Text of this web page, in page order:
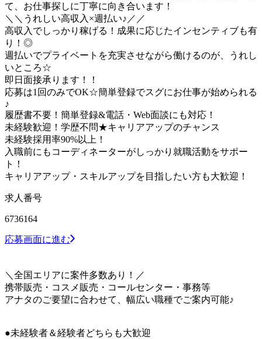
て、お仕事探しに丁寧に向き合います！
＼＼うれしい高収入×週払い♪／／
高収入でしっかり稼げる！成果に応じたインセンティブも有
り！◎
週払いでプライベートを充実させながら働けるのが、うれし
いところ☆
即日面接承ります！！
応募は1回のみでOK☆簡単登録でスグにお仕事が始められる
♪
履歴書不要！簡単登録&電話・Web面談にも対応！
未経験歓迎！学歴不問★キャリアアップのチャンス
未経験採用率90%以上！
入職前にもコーディネーターがしっかり就職活動をサポー
ト！
キャリアアップ・スキルアップを目指したい方も大歓迎！
求人番号
6736164
応募画面に進む
＼全国エリアに案件多数あり！／
携帯販売・コスメ販売・コールセンター・事務等
アナタのご要望に合わせて、幅広い職種でご案内可能♪
●未経験者＆経験者どちらも大歓迎